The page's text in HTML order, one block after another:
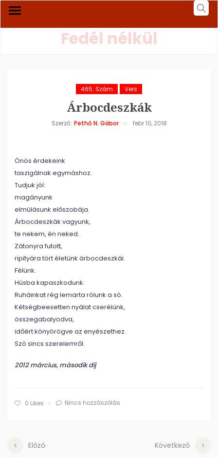
Fedél nélkül
465. Szám Vers
Árbocdeszkák
Szerző: Pethő N. Gábor febr 10, 2018
Önös érdekeink
taszigálnak egymáshoz.
Tudjuk jól:
magányunk
elmúlásunk előszobája.
Árbocdeszkák vagyunk,
te nekem, én neked.
Zátonyra futott,
ripityára tört életünk árbocdeszkái.
Félünk.
Húsba kapaszkodunk.
Ruháinkat rég lemarta rólunk a só.
Kétségbeesetten nyálat cserélünk,
összegabalyodva,
időért könyörögve az enyészethez.
Szó sincs szerelemről.
2012 március, második díj
0 Likes Nincs hozzászólás
Előző Következő